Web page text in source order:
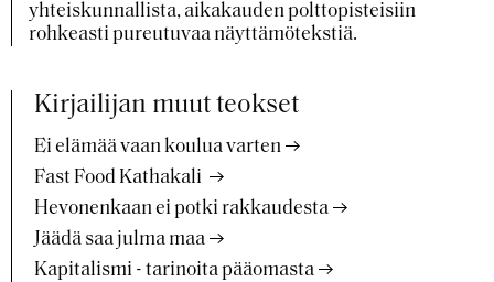
yhteiskunnallista, aikakauden polttopisteisiin
rohkeasti pureutuvaa näyttämötekstiä.
Kirjailijan muut teokset
Ei elämää vaan koulua varten
Fast Food Kathakali
Hevonenkaan ei potki rakkaudesta
Jäädä saa julma maa
Kapitalismi - tarinoita pääomasta